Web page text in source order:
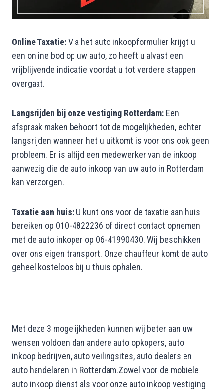
Online Taxatie:Via het auto inkoopformulier krijgt u
een online bod op uw auto, zo heeft u alvast een
vrijblijvende indicatie voordat u tot verdere stappen
overgaat.
Langsrijden bij onze vestiging Rotterdam: Een
afspraak maken behoort tot de mogelijkheden, echter
langsrijden wanneer het u uitkomt is voor ons ook geen
probleem. Er is altijd een medewerker van de inkoop
aanwezig die de auto inkoop van uw auto in Rotterdam
kan verzorgen.
Taxatie aan huis: U kunt ons voor de taxatie aan huis
bereiken op 010-4822236 of direct contact opnemen
met de auto inkoper op 06-41990430. Wij beschikken
over ons eigen transport. Onze chauffeur komt de auto
geheel kosteloos bij u thuis ophalen.
Met deze 3 mogelijkheden kunnen wij beter aan uw
wensen voldoen dan andere auto opkopers, auto
inkoop bedrijven, auto veilingsites, auto dealers en
auto handelaren in Rotterdam.Zowel voor de mobiele
auto inkoop dienst als voor onze auto inkoop vestiging